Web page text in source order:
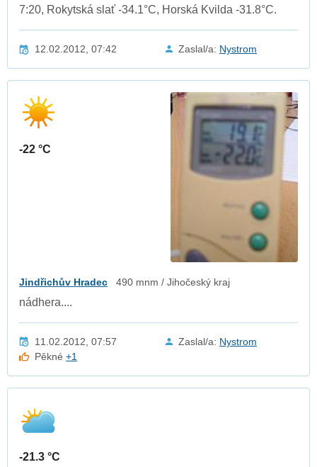
7:20, Rokytská slať -34.1°C, Horská Kvilda -31.8°C.
12.02.2012, 07:42 Zaslal/a: Nystrom
-22 °C
Jindřichův Hradec 490 mnm / Jihočeský kraj
nádhera....
11.02.2012, 07:57 Zaslal/a: Nystrom
Pěkné+1
-21.3 °C